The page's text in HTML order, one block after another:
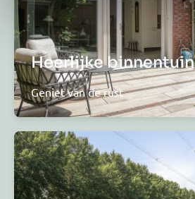
Heerlijke binnentuin
Geniet van de rust